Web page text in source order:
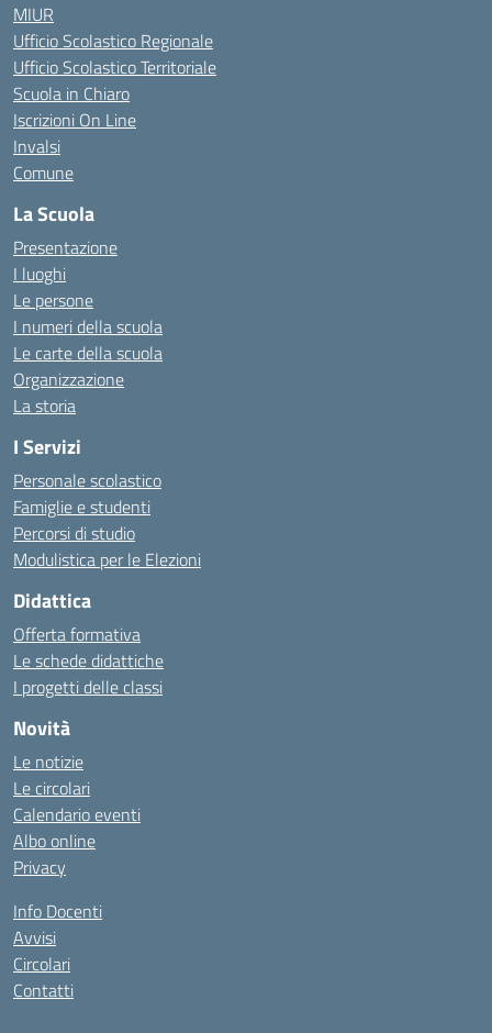
MIUR
Ufficio Scolastico Regionale
Ufficio Scolastico Territoriale
Scuola in Chiaro
Iscrizioni On Line
Invalsi
Comune
La Scuola
Presentazione
I luoghi
Le persone
I numeri della scuola
Le carte della scuola
Organizzazione
La storia
I Servizi
Personale scolastico
Famiglie e studenti
Percorsi di studio
Modulistica per le Elezioni
Didattica
Offerta formativa
Le schede didattiche
I progetti delle classi
Novità
Le notizie
Le circolari
Calendario eventi
Albo online
Privacy
Info Docenti
Avvisi
Circolari
Contatti